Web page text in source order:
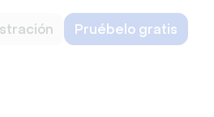
Pruébelo gratis